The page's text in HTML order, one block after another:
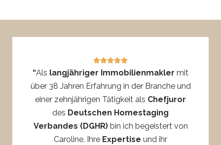
5/5
“Als langjähriger Immobilienmakler mit
über 38 Jahren Erfahrung in der Branche und
einer zehnjährigen Tätigkeit als Chefjuror
des Deutschen Homestaging
Verbandes (DGHR) bin ich begeistert von
Caroline. Ihre Expertise und ihr